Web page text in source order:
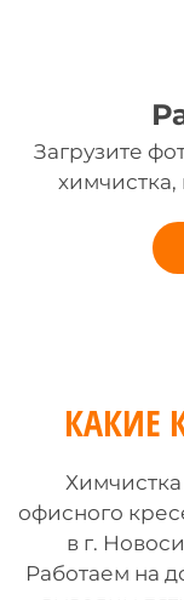
Загрузите
химчистка,
КАКИЕ
офисного
в г.
Работаем на